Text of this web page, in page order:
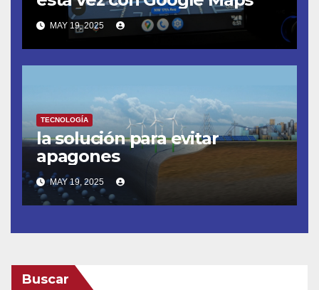
MAY 19, 2025
TECNOLOGÍA
la solución para evitar
apagones
MAY 19, 2025
Buscar